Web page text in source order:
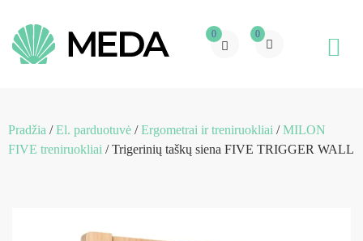
0 0
Pradžia /El. parduotuvė /Ergometrai ir treniruokliai /MILON
FIVE treniruokliai / Trigerinių taškų siena FIVE TRIGGER WALL